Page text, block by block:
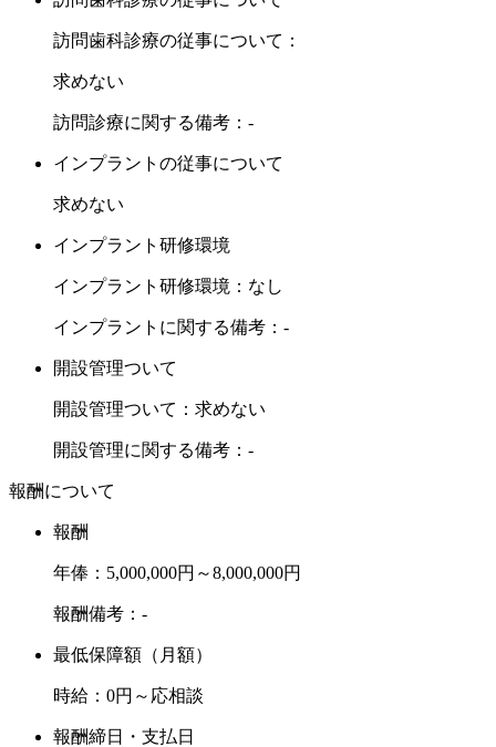
訪問歯科診療の従事について：
求めない
訪問診療に関する備考：-
インプラントの従事について
求めない
インプラント研修環境
インプラント研修環境：なし
インプラントに関する備考：-
開設管理ついて
開設管理ついて：求めない
開設管理に関する備考：-
報酬について
報酬
年俸：5,000,000円～8,000,000円
報酬備考：-
最低保障額（月額）
時給：0円～応相談
報酬締日・支払日